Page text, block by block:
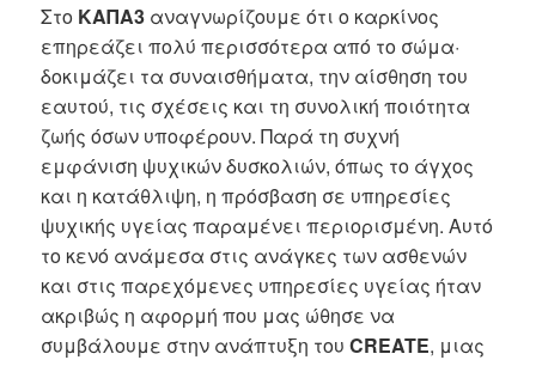
Στο ΚΑΠΑ3 αναγνωρίζουμε ότι ο καρκίνος
επηρεάζει πολύ περισσότερα από το σώμα·
δοκιμάζει τα συναισθήματα, την αίσθηση του
εαυτού, τις σχέσεις και τη συνολική ποιότητα
ζωής όσων υποφέρουν. Παρά τη συχνή
εμφάνιση ψυχικών δυσκολιών, όπως το άγχος
και η κατάθλιψη, η πρόσβαση σε υπηρεσίες
ψυχικής υγείας παραμένει περιορισμένη. Αυτό
το κενό ανάμεσα στις ανάγκες των ασθενών
και στις παρεχόμενες υπηρεσίες υγείας ήταν
ακριβώς η αφορμή που μας ώθησε να
συμβάλουμε στην ανάπτυξη τουCREATE, μιας